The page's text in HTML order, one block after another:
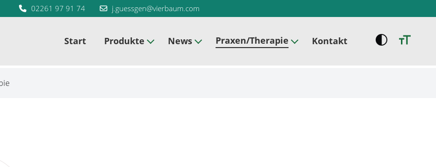
02261 97 91 74 j.guessgen@vierbaum.com
Start Produkte News Praxen/Therapie Kontakt